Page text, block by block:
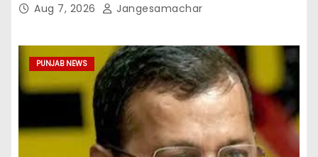
Aug 7, 2026 Jangesamachar
PUNJAB NEWS